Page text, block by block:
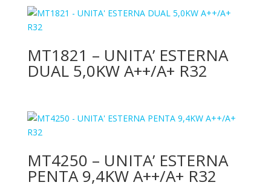
MT1821 – UNITA’ ESTERNA
DUAL 5,0KW A++/A+ R32
MT4250 – UNITA’ ESTERNA
PENTA 9,4KW A++/A+ R32